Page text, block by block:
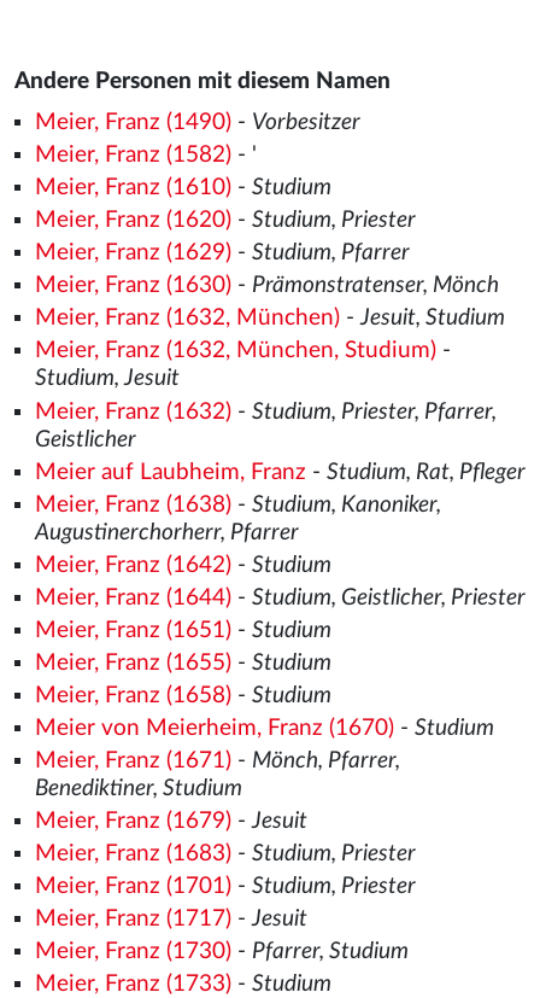
Andere Personen mit diesem Namen
Meier, Franz (1490)- Vorbesitzer
Meier, Franz (1582)- '
Meier, Franz (1610)- Studium
Meier, Franz (1620)- Studium, Priester
Meier, Franz (1629)- Studium, Pfarrer
Meier, Franz (1630)- Prämonstratenser, Mönch
Meier, Franz (1632, München)-Jesuit, Studium
Meier, Franz (1632, München, Studium)-
Studium, Jesuit
Meier, Franz (1632)- Studium, Priester, Pfarrer,
Geistlicher
Meier auf Laubheim, Franz - Studium, Rat, Pfleger
Meier, Franz (1638)- Studium, Kanoniker,
Augustinerchorherr, Pfarrer
Meier, Franz (1642)- Studium
Meier, Franz (1644)- Studium, Geistlicher, Priester
Meier, Franz (1651)- Studium
Meier, Franz (1655)- Studium
Meier, Franz (1658)- Studium
Meier von Meierheim, Franz (1670)- Studium
Meier, Franz (1671)- Mönch, Pfarrer,
Benediktiner, Studium
Meier, Franz (1679)-Jesuit
Meier, Franz (1683)- Studium, Priester
Meier, Franz (1701)- Studium, Priester
Meier, Franz (1717)-Jesuit
Meier, Franz (1730)- Pfarrer, Studium
Meier, Franz (1733)- Studium